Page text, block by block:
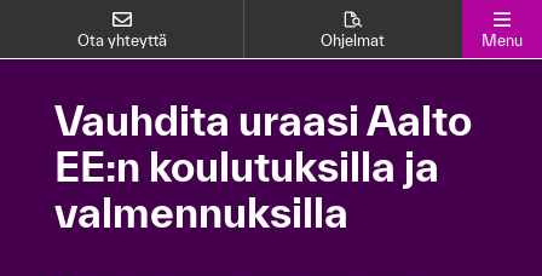
Ota yhteyttä Ohjelmat Menu
Koulutukset
EE:n koulutuksilla ja
valmennuksilla
Vauhdita uraasi Aalto
EE:n koulutuksilla ja
valmennuksilla